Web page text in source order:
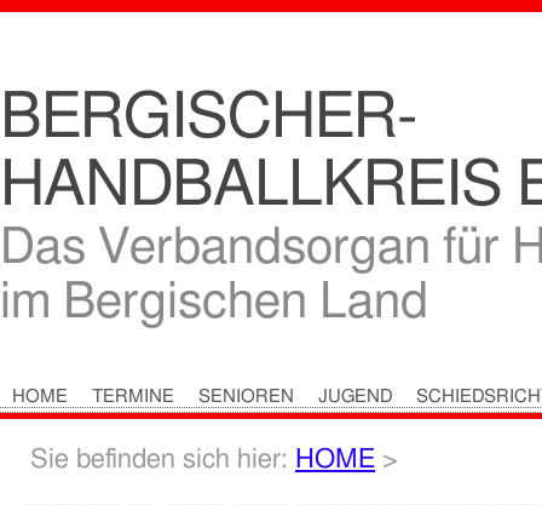
BERGISCHER-
HANDBALLKREIS
Das Verbandsorgan für
im Bergischen Land
HOME TERMINE SENIOREN JUGEND
HOME >